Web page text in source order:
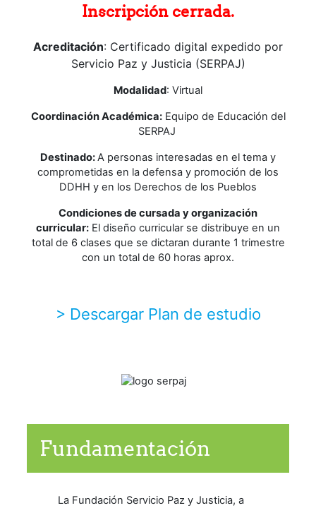
Inscripción cerrada.
Acreditación: Certificado digital expedido por
Servicio Paz y Justicia (SERPAJ)
Modalidad: Virtual
Coordinación Académica:Equipo de Educación del
SERPAJ
Destinado: A personas interesadas en el tema y
comprometidas en la defensa y promoción de los
DDHH y en los Derechos de los Pueblos
Condiciones de cursada y organización
curricular: El diseño curricular se distribuye en un
total de 6 clases que se dictaran durante 1 trimestre
con un total de 60 horas aprox.
> Descargar Plan de estudio
Fundamentación
La Fundación Servicio Paz y Justicia, a